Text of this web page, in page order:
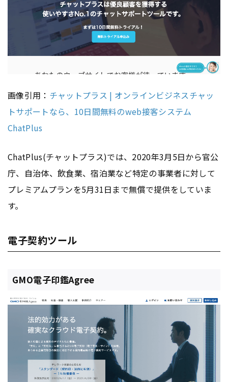
画像引用： チャットプラス | オンラインビジネスチャッ
トサポートなら、10日間無料のweb接客システム
ChatPlus
ChatPlus(チャットプラス)では、2020年3月5日から官公
庁、自治体、飲食業、宿泊業など特定の事業者に対して
プレミアムプランを5月31日まで無償で提供をしていま
す。
電子契約ツール
GMO電子印鑑Agree